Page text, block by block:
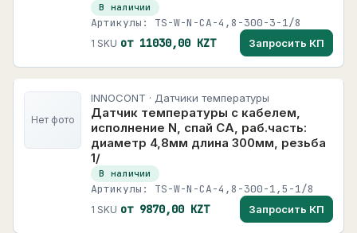
В наличии
Артикулы: TS-W-N-CA-4,8-300-3-1/8
1 SKU от 11030,00 KZT Запросить КП
Нет фото
INNOCONT · Датчики температуры
Датчик температуры с кабелем,
исполнение N, спай CA, раб.часть:
диаметр 4,8мм длина 300мм, резьба
1/
В наличии
Артикулы: TS-W-N-CA-4,8-300-1,5-1/8
1 SKU от 9870,00 KZT Запросить КП